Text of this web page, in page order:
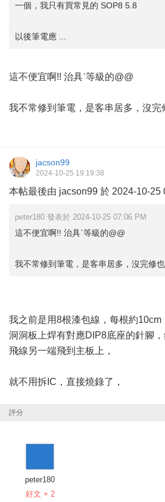
一個，我只有買常見的 SOP8 5.8
以後筆電應 ...
這不便宜啊!! 治具ˋ等級的@@
我不常修到筆電，是客串居多，沒完
jacson99
2024-10-25 19:19:38
本帖最後由 jacson99 於 2024-10-25
peter180 發表於 2024-10-25 07:06 PM
這不便宜啊!! 治具ˋ等級的@@
我不常修到筆電，是客串居多，沒完修
我之前是用8根漆包線，每根約10cm
洞洞板上焊有對應DIP8底座的針腳，
飛線另一端飛到主板上，
就不用拆IC，直接燒錄了，
評分
peter180
好文 + 2